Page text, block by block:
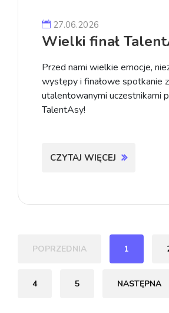
27.06.2026
Wielki finał
Przed nami wielkie emocje,
występy i finałowe spotkanie z
utalentowanymi uczestnikami
TalentAsy!
CZYTAJ WIĘCEJ
POPRZEDNIA 1
4 5 NASTĘPNA